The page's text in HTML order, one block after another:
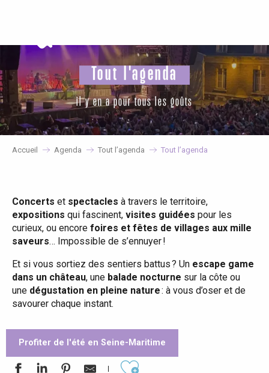
principal
Tout l'agenda
il y en a pour tous les goûts
Accueil Agenda Tout l’agenda Tout l’agenda
Concerts et spectacles à travers le territoire,
expositions qui fascinent, visites guidées pour les
curieux, ou encore foires et fêtes de villages aux mille
saveurs… Impossible de s’ennuyer !
Et si vous sortiez des sentiers battus ? Un escape game
dans un château, une balade nocturne sur la côte ou
une dégustation en pleine nature: à vous d’oser et de
savourer chaque instant.
Profiter de l'été en Seine-Maritime